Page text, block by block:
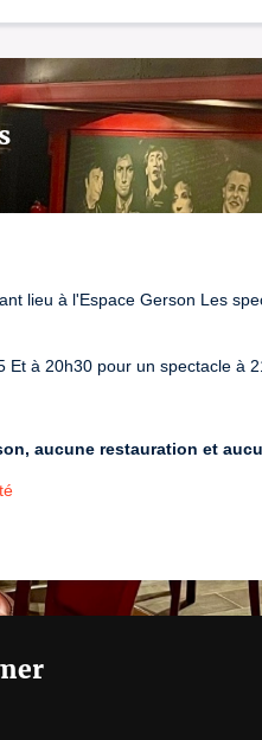
lieu à l'Espace Gerson Les
Et à 20h30 pour un spectacle à
aucune restauration et